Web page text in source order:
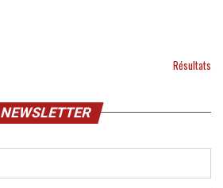
Résultats
NEWSLETTER